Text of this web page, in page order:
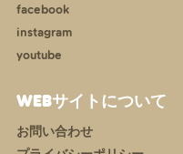
facebook
instagram
youtube
WEBサイトについて
お問い合わせ